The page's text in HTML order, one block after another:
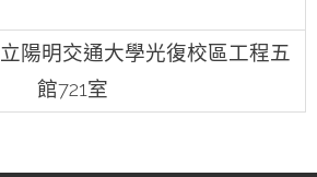
陽明交通大學光復校區工程五
館721室